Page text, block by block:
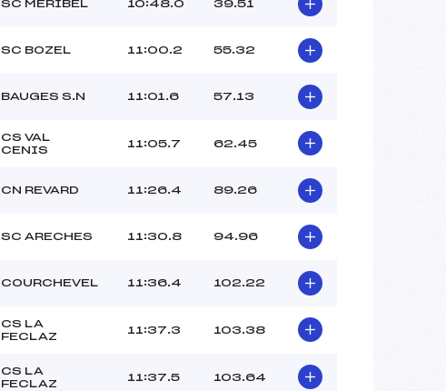
SC MERIBEL 10:48.0 39.51
SC BOZEL 11:00.2 55.32
BAUGES S.N 11:01.6 57.13
CS VAL
CENIS
11:05.7 62.45
CN REVARD 11:26.4 89.26
SC ARECHES 11:30.8 94.96
COURCHEVEL 11:36.4 102.22
CS LA
FECLAZ
11:37.3 103.38
CS LA
FECLAZ
11:37.5 103.64